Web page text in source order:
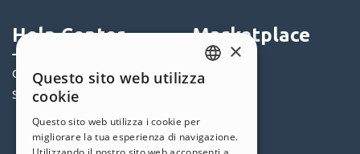
Help Center
Community
Siti Utenti
Marketplace
Templates
Offerte
ENGLISH
GERMAN
×
Questo sito web utilizza
cookie
Questo sito web utilizza i cookie per
migliorare la tua esperienza di navigazione.